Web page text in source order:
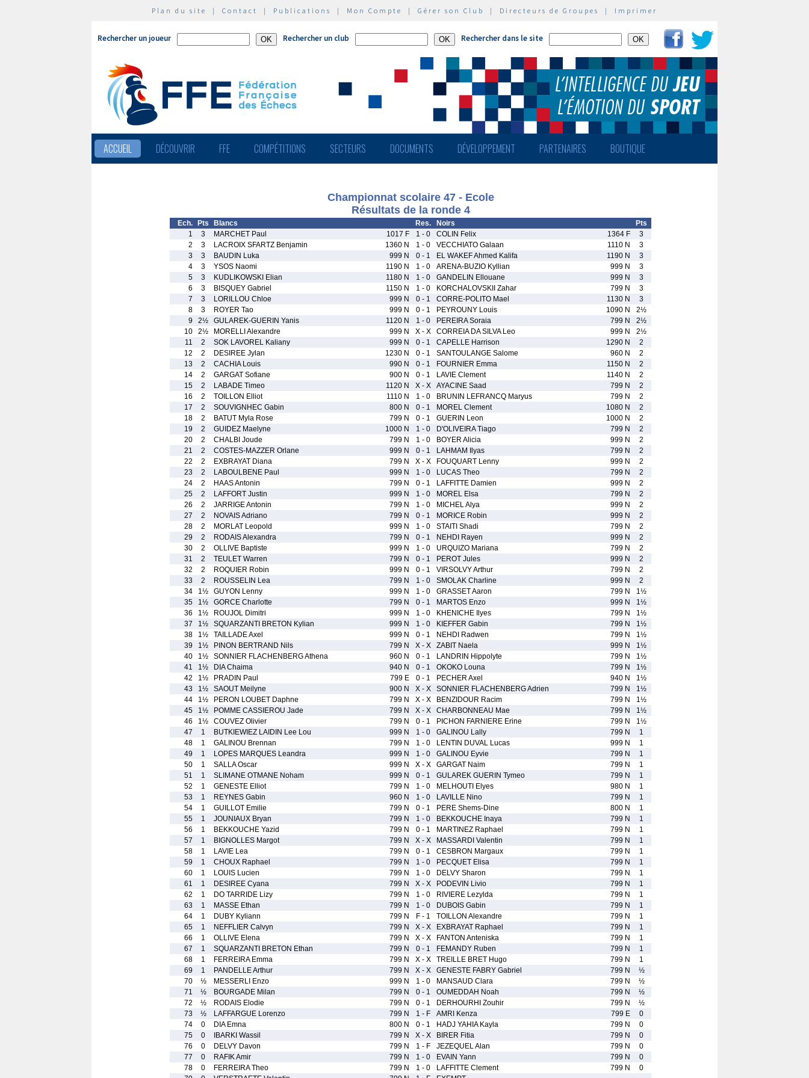
Plan du site | Contact | Publications | Mon Compte | Gérer son Club | Directeurs de Groupes | Imprimer
Rechercher un joueur Rechercher un club Rechercher dans le site
ACCUEIL DÉCOUVRIR FFE COMPÉTITIONS SECTEURS DOCUMENTS DÉVELOPPEMENT PARTENAIRES BOUTIQUE
Championnat scolaire 47 - Ecole
Résultats de la ronde 4
Ech. Pts Blancs Res. Noirs
Pts
1
3 MARCHET Paul 1017 F 1 - 0 COLIN Felix 1364 F
3
2
3 LACROIX SFARTZ Benjamin 1360 N 1 - 0 VECCHIATO Galaan 1110 N
3
3
3 BAUDIN Luka 999 N 0 - 1 EL WAKEF Ahmed Kalifa 1190 N
3
4
3 YSOS Naomi 1190 N 1 - 0 ARENA-BUZIO Kyllian 999 N
3
5
3 KUDLIKOWSKI Elian 1180 N 1 - 0 GANDELIN Ellouane 999 N
3
6
3 BISQUEY Gabriel 1150 N 1 - 0 KORCHALOVSKII Zahar 799 N
3
7
3 LORILLOU Chloe 999 N 0 - 1 CORRE-POLITO Mael 1130 N
3
8
3 ROYER Tao 999 N 0 - 1 PEYROUNY Louis 1090 N
2½
9
2½ GULAREK-GUERIN Yanis 1120 N 1 - 0 PEREIRA Soraia 799 N
2½
10
2½ MORELLI Alexandre 999 N X - X CORREIA DA SILVA Leo 999 N
2½
11
2 SOK LAVOREL Kaliany 999 N 0 - 1 CAPELLE Harrison 1290 N
2
12
2 DESIREE Jylan 1230 N 0 - 1 SANTOULANGE Salome 960 N
2
13
2 CACHIA Louis 990 N 0 - 1 FOURNIER Emma 1150 N
2
14
2 GARGAT Sofiane 900 N 0 - 1 LAVIE Clement 1140 N
2
15
2 LABADE Timeo 1120 N X - X AYACINE Saad 799 N
2
16
2 TOILLON Elliot 1110 N 1 - 0 BRUNIN LEFRANCQ Maryus 799 N
2
17
2 SOUVIGNHEC Gabin 800 N 0 - 1 MOREL Clement 1080 N
2
18
2 BATUT Myla Rose 799 N 0 - 1 GUERIN Leon 1000 N
2
19
2 GUIDEZ Maelyne 1000 N 1 - 0 D'OLIVEIRA Tiago 799 N
2
20
2 CHALBI Joude 799 N 1 - 0 BOYER Alicia 999 N
2
21
2 COSTES-MAZZER Orlane 999 N 0 - 1 LAHMAM Ilyas 799 N
2
22
2 EXBRAYAT Diana 799 N X - X FOUQUART Lenny 999 N
2
23
2 LABOULBENE Paul 999 N 1 - 0 LUCAS Theo 799 N
2
24
2 HAAS Antonin 799 N 0 - 1 LAFFITTE Damien 999 N
2
25
2 LAFFORT Justin 999 N 1 - 0 MOREL Elsa 799 N
2
26
2 JARRIGE Antonin 799 N 1 - 0 MICHEL Alya 999 N
2
27
2 NOVAIS Adriano 799 N 0 - 1 MORICE Robin 999 N
2
28
2 MORLAT Leopold 999 N 1 - 0 STAITI Shadi 799 N
2
29
2 RODAIS Alexandra 799 N 0 - 1 NEHDI Rayen 999 N
2
30
2 OLLIVE Baptiste 999 N 1 - 0 URQUIZO Mariana 799 N
2
31
2 TEULET Warren 799 N 0 - 1 PEROT Jules 999 N
2
32
2 ROQUIER Robin 999 N 0 - 1 VIRSOLVY Arthur 799 N
2
33
2 ROUSSELIN Lea 799 N 1 - 0 SMOLAK Charline 999 N
2
34
1½ GUYON Lenny 999 N 1 - 0 GRASSET Aaron 799 N
1½
35
1½ GORCE Charlotte 799 N 0 - 1 MARTOS Enzo 999 N
1½
36
1½ ROUJOL Dimitri 999 N 1 - 0 KHENICHE Ilyes 799 N
1½
37
1½ SQUARZANTI BRETON Kylian 999 N 1 - 0 KIEFFER Gabin 799 N
1½
38
1½ TAILLADE Axel 999 N 0 - 1 NEHDI Radwen 799 N
1½
39
1½ PINON BERTRAND Nils 799 N X - X ZABIT Naela 999 N
1½
40
1½ SONNIER FLACHENBERG Athena 960 N 0 - 1 LANDRIN Hippolyte 799 N
1½
41
1½ DIA Chaima 940 N 0 - 1 OKOKO Louna 799 N
1½
42
1½ PRADIN Paul 799 E 0 - 1 PECHER Axel 940 N
1½
43
1½ SAOUT Meilyne 900 N X - X SONNIER FLACHENBERG Adrien 799 N
1½
44
1½ PERON LOUBET Daphne 799 N X - X BENZIDOUR Racim 799 N
1½
45
1½ POMME CASSIEROU Jade 799 N X - X CHARBONNEAU Mae 799 N
1½
46
1½ COUVEZ Olivier 799 N 0 - 1 PICHON FARNIERE Erine 799 N
1½
47
1 BUTKIEWIEZ LAIDIN Lee Lou 999 N 1 - 0 GALINOU Lally 799 N
1
48
1 GALINOU Brennan 799 N 1 - 0 LENTIN DUVAL Lucas 999 N
1
49
1 LOPES MARQUES Leandra 999 N 1 - 0 GALINOU Eyvie 799 N
1
50
1 SALLA Oscar 999 N X - X GARGAT Naim 799 N
1
51
1 SLIMANE OTMANE Noham 999 N 0 - 1 GULAREK GUERIN Tymeo 799 N
1
52
1 GENESTE Elliot 799 N 1 - 0 MELHOUTI Elyes 980 N
1
53
1 REYNES Gabin 960 N 1 - 0 LAVILLE Nino 799 N
1
54
1 GUILLOT Emilie 799 N 0 - 1 PERE Shems-Dine 800 N
1
55
1 JOUNIAUX Bryan 799 N 1 - 0 BEKKOUCHE Inaya 799 N
1
56
1 BEKKOUCHE Yazid 799 N 0 - 1 MARTINEZ Raphael 799 N
1
57
1 BIGNOLLES Margot 799 N X - X MASSARDI Valentin 799 N
1
58
1 LAVIE Lea 799 N 0 - 1 CESBRON Margaux 799 N
1
59
1 CHOUX Raphael 799 N 1 - 0 PECQUET Elisa 799 N
1
60
1 LOUIS Lucien 799 N 1 - 0 DELVY Sharon 799 N
1
61
1 DESIREE Cyana 799 N X - X PODEVIN Livio 799 N
1
62
1 DO TARRIDE Lizy 799 N 1 - 0 RIVIERE Lezylda 799 N
1
63
1 MASSE Ethan 799 N 1 - 0 DUBOIS Gabin 799 N
1
64
1 DUBY Kyliann 799 N F - 1 TOILLON Alexandre 799 N
1
65
1 NEFFLIER Calvyn 799 N X - X EXBRAYAT Raphael 799 N
1
66
1 OLLIVE Elena 799 N X - X FANTON Anteniska 799 N
1
67
1 SQUARZANTI BRETON Ethan 799 N 0 - 1 FEMANDY Ruben 799 N
1
68
1 FERREIRA Emma 799 N X - X TREILLE BRET Hugo 799 N
1
69
1 PANDELLE Arthur 799 N X - X GENESTE FABRY Gabriel 799 N
½
70
½ MESSERLI Enzo 999 N 1 - 0 MANSAUD Clara 799 N
½
71
½ BOURGADE Milan 799 N 0 - 1 OUMEDDAH Noah 799 N
½
72
½ RODAIS Elodie 799 N 0 - 1 DERHOURHI Zouhir 799 N
½
73
½ LAFFARGUE Lorenzo 799 N 1 - F AMRI Kenza 799 E
0
74
0 DIA Emna 800 N 0 - 1 HADJ YAHIA Kayla 799 N
0
75
0 IBARKI Wassil 799 N X - X BIRER Fitia 799 N
0
76
0 DELVY Davon 799 N 1 - F JEZEQUEL Alan 799 N
0
77
0 RAFIK Amir 799 N 1 - 0 EVAIN Yann 799 N
0
78
0 FERREIRA Theo 799 N 1 - 0 LAFFITTE Clement 799 N
0